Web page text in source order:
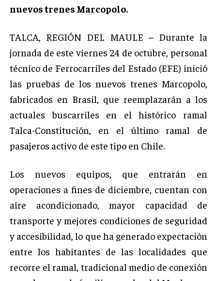
nuevos trenes Marcopolo.
TALCA, REGIÓN DEL MAULE – Durante la
jornada de este viernes 24 de octubre, personal
técnico de Ferrocarriles del Estado (EFE) inició
las pruebas de los nuevos trenes Marcopolo,
fabricados en Brasil, que reemplazarán a los
actuales buscarriles en el histórico ramal
Talca-Constitución, en el último ramal de
pasajeros activo de este tipo en Chile.
Los nuevos equipos, que entrarán en
operaciones a fines de diciembre, cuentan con
aire acondicionado, mayor capacidad de
transporte y mejores condiciones de seguridad
y accesibilidad, lo que ha generado expectación
entre los habitantes de las localidades que
recorre el ramal, tradicional medio de conexión